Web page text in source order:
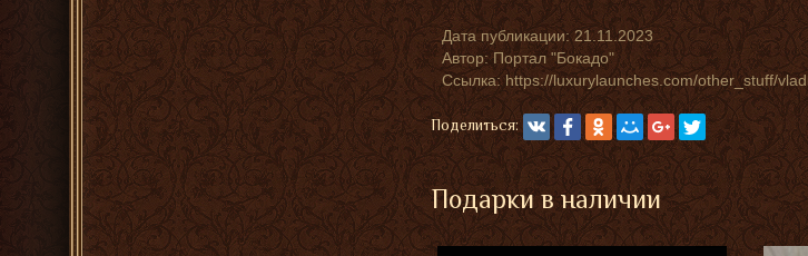
Дата публикации:21.11.2023
Автор:Портал "Бокадо"
Ссылка: https://luxurylaunches.com/other_stuff/
Поделиться:
Подарки в наличии